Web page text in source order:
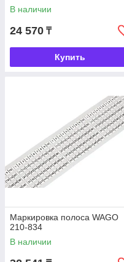
В наличии
24 570 ₸
Купить
Маркировка полоса WAGO
210-834
В наличии